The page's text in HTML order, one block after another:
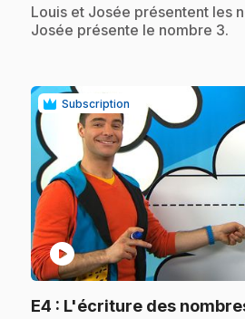
.Louis et Josée présentent les
Josée présente le nombre 3.
Subscription
play_circle
E4 : L'écriture des